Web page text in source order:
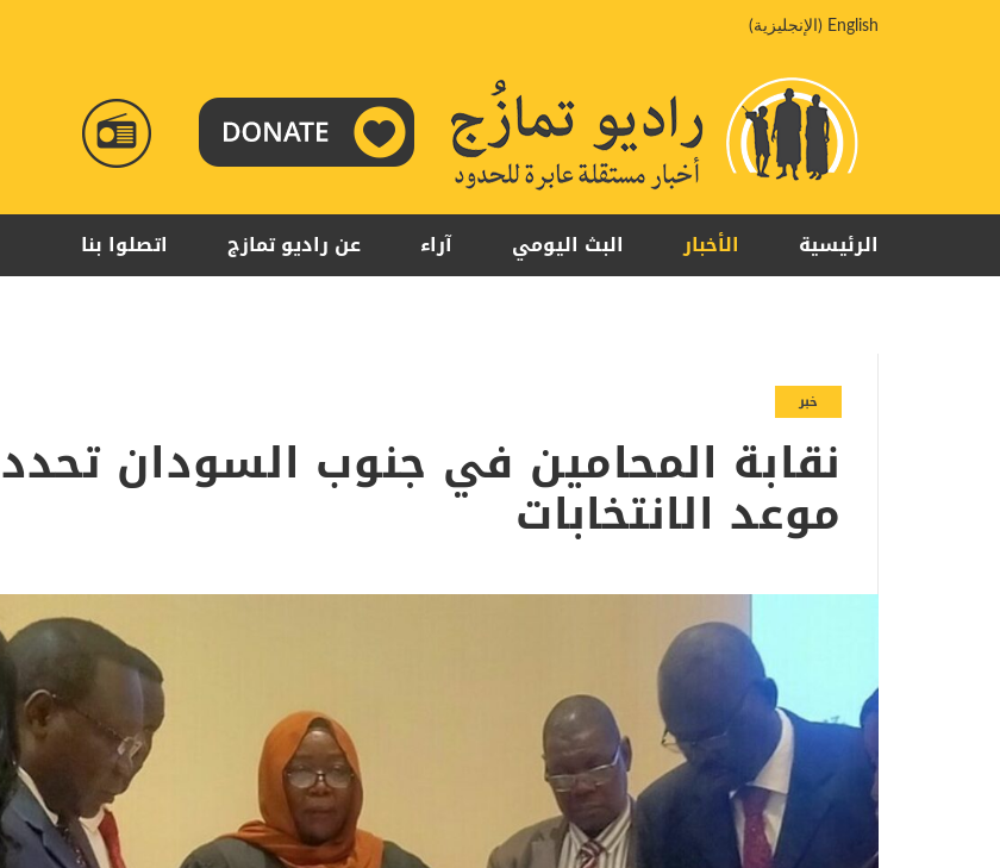
English
( الإنجليزية)
RADIO
TAMAZUJ الرئيسية الأخبار البث اليومي آراء عن راديو تمازج اتصلوا بنا
خبر
نقابة المحامين في جنوب السودان تحدد
موعد الانتخابات